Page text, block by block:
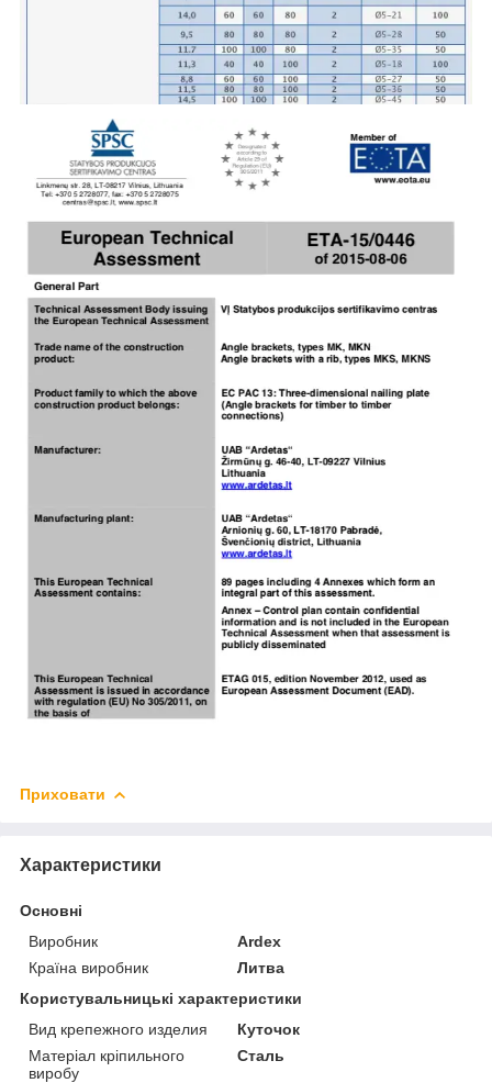
Приховати
Характеристики
Основні
Виробник
Ardex
Країна виробник
Литва
Користувальницькі характеристики
Вид крепежного изделия
Куточок
Матеріал кріпильного
виробу
Сталь